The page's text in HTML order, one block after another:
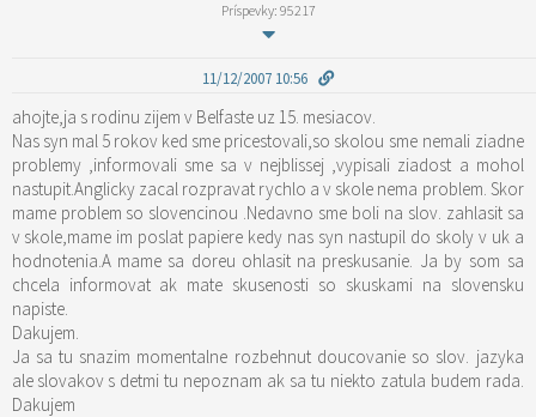
Príspevky: 95217
11/12/2007 10:56
ahojte,ja s rodinu zijem v Belfaste uz 15. mesiacov.
Nas syn mal 5 rokov ked sme pricestovali,so skolou sme nemali ziadne
problemy ,informovali sme sa v nejblissej ,vypisali ziadost a mohol
nastupit.Anglicky zacal rozpravat rychlo a v skole nema problem. Skor
mame problem so slovencinou .Nedavno sme boli na slov. zahlasit sa
v skole,mame im poslat papiere kedy nas syn nastupil do skoly v uk a
hodnotenia.A mame sa doreu ohlasit na preskusanie. Ja by som sa
chcela informovat ak mate skusenosti so skuskami na slovensku
napiste.
Dakujem.
Ja sa tu snazim momentalne rozbehnut doucovanie so slov. jazyka
ale slovakov s detmi tu nepoznam ak sa tu niekto zatula budem rada.
Dakujem